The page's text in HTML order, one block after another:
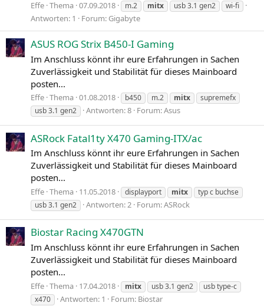
Effe Thema 07.09.2018 m.2 mitx usb 3.1 gen2 wi-fi
Antworten: 1 Forum: Gigabyte
ASUS ROG Strix B450-I Gaming
Im Anschluss könnt ihr eure Erfahrungen in Sachen
Zuverlässigkeit und Stabilität für dieses Mainboard
posten...
Effe Thema 01.08.2018 b450 m.2 mitx
supremefx
usb 3.1 gen2
Antworten: 8 Forum:Asus
ASRock Fatal1ty X470 Gaming-ITX/ac
Im Anschluss könnt ihr eure Erfahrungen in Sachen
Zuverlässigkeit und Stabilität für dieses Mainboard
posten...
Effe Thema 11.05.2018 displayport mitx
typ c buchse
usb 3.1 gen2
Antworten: 2 Forum:ASRock
Biostar Racing X470GTN
Im Anschluss könnt ihr eure Erfahrungen in Sachen
Zuverlässigkeit und Stabilität für dieses Mainboard
posten...
Effe Thema 17.04.2018 mitx usb 3.1 gen2
usb type-c
x470
Antworten: 1 Forum: Biostar